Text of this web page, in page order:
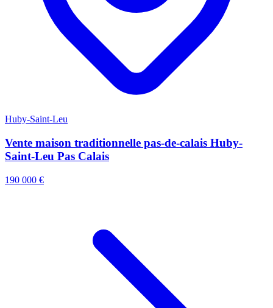
Huby-Saint-Leu
Vente maison traditionnelle pas-de-calais Huby-
Saint-Leu Pas Calais
190 000 €